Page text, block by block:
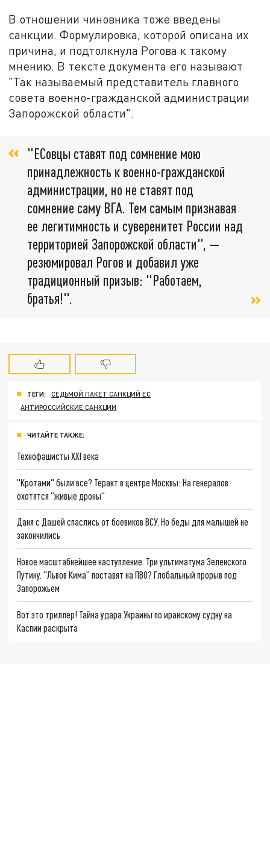
В отношении чиновника тоже введены
санкции. Формулировка, которой описана их
причина, и подтолкнула Рогова к такому
мнению. В тексте документа его называют
"Так называемый представитель главного
совета военно-гражданской администрации
Запорожской области".
"ЕСовцы ставят под сомнение мою
принадлежность к военно-гражданской
администрации, но не ставят под
сомнение саму ВГА. Тем самым признавая
ее легитимность и суверенитет России над
территорией Запорожской области", —
резюмировал Рогов и добавил уже
традиционный призыв: "Работаем,
братья!".
ТЕГИ:
СЕДЬМОЙ ПАКЕТ САНКЦИЙ ЕС
АНТИРОССИЙСКИЕ САНКЦИИ
ЧИТАЙТЕ ТАКЖЕ:
Технофашисты XXI века
"Кротами" были все? Теракт в центре Москвы: На генералов
охотятся "живые дроны"
Даня с Дашей спаслись от боевиков ВСУ. Но беды для малышей не
закончились
Новое масштабнейшее наступление. Три ультиматума Зеленского
Путину. "Львов Кима" поставят на ПВО? Глобальный прорыв под
Запорожьем
Вот это триллер! Тайна удара Украины по иранскому судну на
Каспии раскрыта